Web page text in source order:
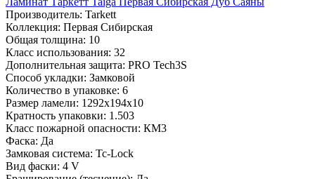
Производитель: Tarkett
Коллекция: Первая Сибирская
Общая толщина: 10
Класс использования: 32
Дополнительная защита: PRO Tech3S
Способ укладки: Замковой
Количество в упаковке: 6
Размер ламели: 1292х194х10
Кратность упаковки: 1.503
Класс пожарной опасности: КМ3
Фаска: Да
Замковая система: Tc-Lock
Вид фаски: 4 V